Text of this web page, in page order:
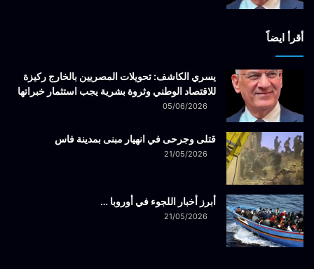
أقرأ ايضاً
يسري الكاشف: تحويلات المصريين بالخارج ركيزة
للاقتصاد الوطني وثروة بشرية يجب استثمار خبراتها
05/06/2026
قتلى وجرحى في انهيار مبنى بمدينة فاس
21/05/2026
أبرز أخبار اللجوء في أوروبا …
21/05/2026